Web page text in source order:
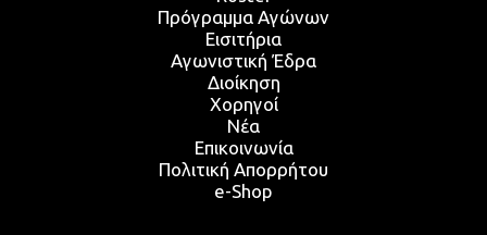
Πρόγραμμα Αγώνων
Εισιτήρια
Αγωνιστική Έδρα
Διοίκηση
Χορηγοί
Νέα
Επικοινωνία
Πολιτική Απορρήτου
e-Shop